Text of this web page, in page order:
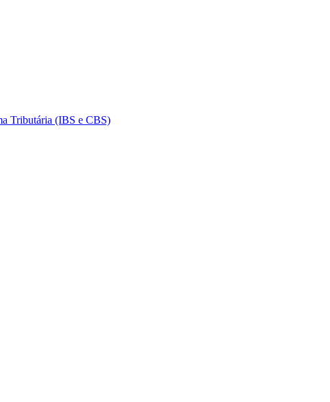
Tributária (IBS e CBS)